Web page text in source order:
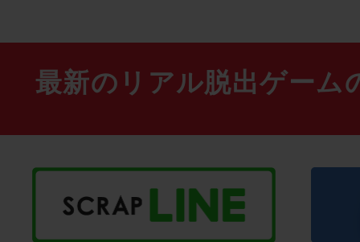
最新のリアル脱出ゲーム